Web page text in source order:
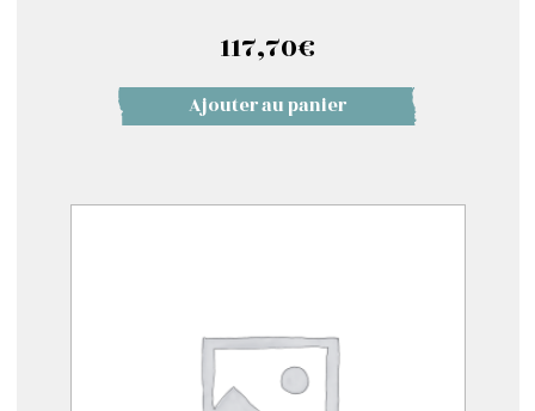
117,70€
Ajouter au panier